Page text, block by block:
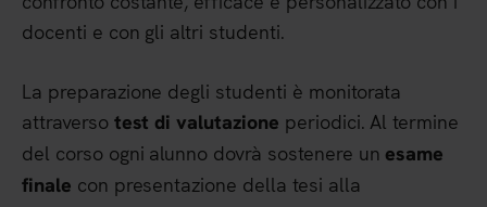
docenti e con gli altri studenti.
La preparazione degli studenti è monitorata
attraverso test di valutazione periodici. Al termine
del corso ogni alunno dovrà sostenere un esame
finale con presentazione della tesi alla